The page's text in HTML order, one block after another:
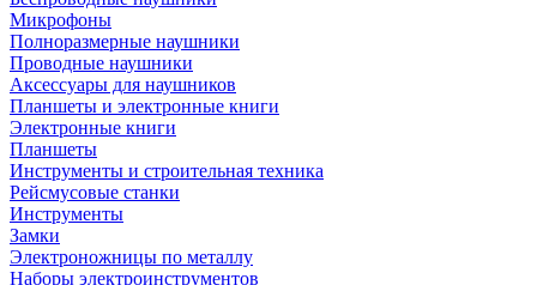
Микрофоны
Полноразмерные наушники
Проводные наушники
Аксессуары для наушников
Планшеты и электронные книги
Электронные книги
Планшеты
Инструменты и строительная техника
Рейсмусовые станки
Инструменты
Замки
Электроножницы по металлу
Наборы электроинструментов